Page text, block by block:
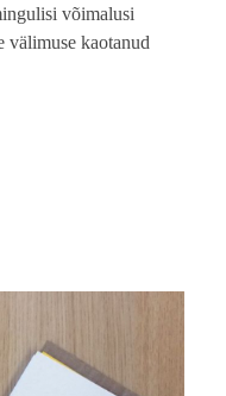
võimalusi
välimuse kaotanud